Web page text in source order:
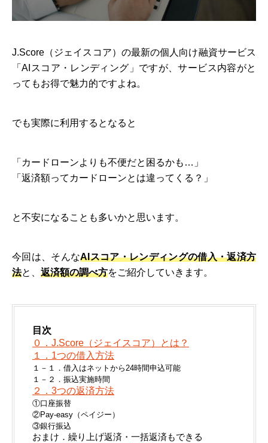
J.Score（ジェイスコア）の最新の個人向け融資サービス
「AIスコア・レンディング」ですが、サービス内容がと
ってもお得で魅力的ですよね。
でも実際に利用するとなると
「カードローンよりも不便だと困るかも…」
「返済額ってカードローンとは違ってくる？」
と不安になることも多いかと思います。
今回は、そんなAIスコア・レンディングの借入・返済方
法と、 返済額の調べ方をご紹介していきます。
目次
０．J.Score（ジェイスコア）とは？
１．1つの借入方法
１－１．借入はネットから24時間申込可能
１－２．振込実施時間
２．3つの返済方法
①口座振替
②Pay-easy（ペイジー）
③銀行振込
おまけ．繰り上げ返済・一括返済もできる